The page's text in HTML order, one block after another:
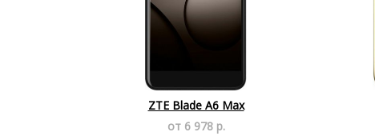
ZTE Blade A6 Max
от 6 978 р.